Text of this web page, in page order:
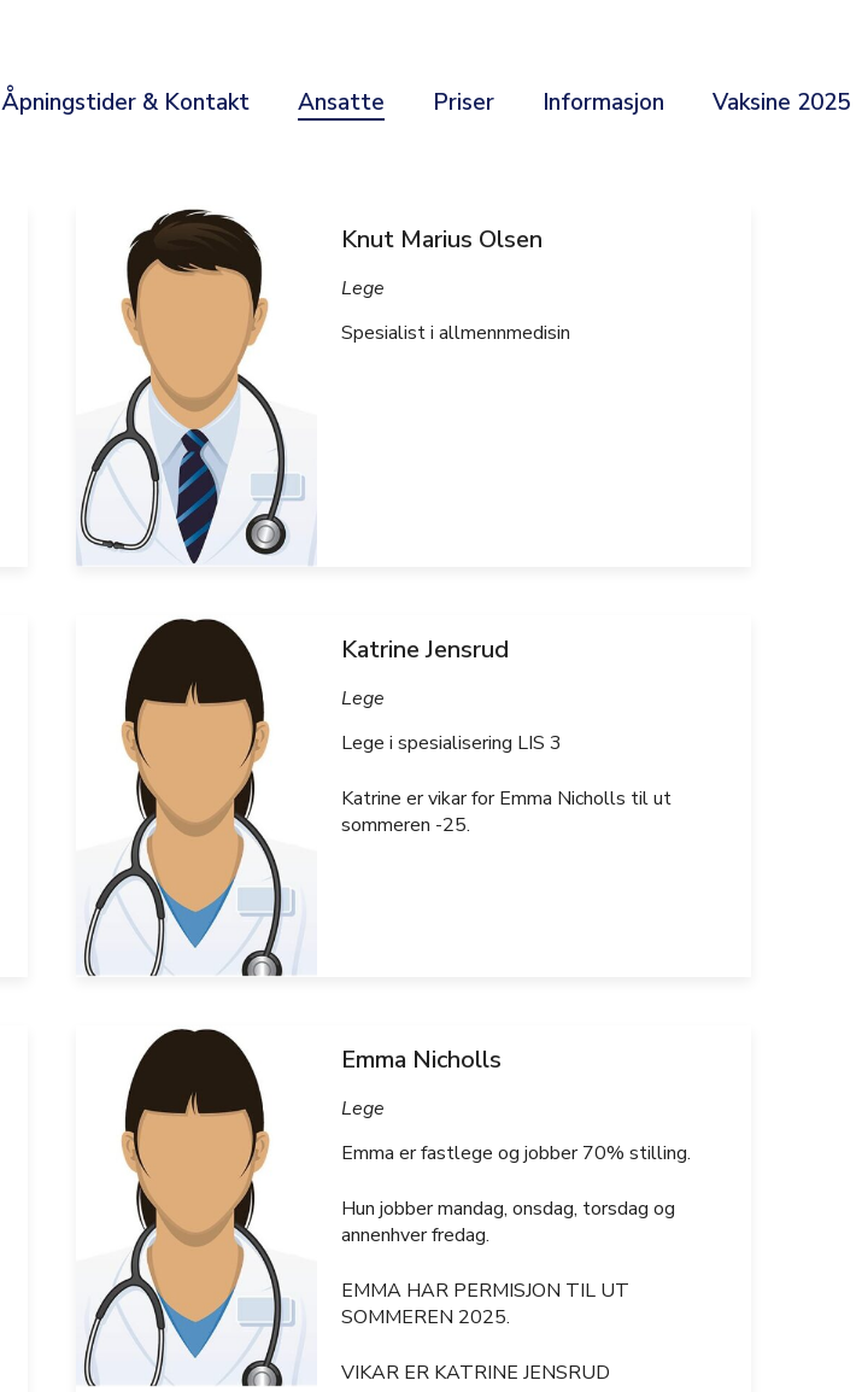
Åpningstider & Kontakt Ansatte Priser Informasjon Vaksine 2025
Knut Marius Olsen
Lege
Spesialist i allmennmedisin
Katrine Jensrud
Lege
Lege i spesialisering LIS 3
Katrine er vikar for Emma Nicholls til ut
sommeren -25.
Emma Nicholls
Lege
Emma er fastlege og jobber 70% stilling.
Hun jobber mandag, onsdag, torsdag og
annenhver fredag.
EMMA HAR PERMISJON TIL UT
SOMMEREN 2025.
VIKAR ER KATRINE JENSRUD